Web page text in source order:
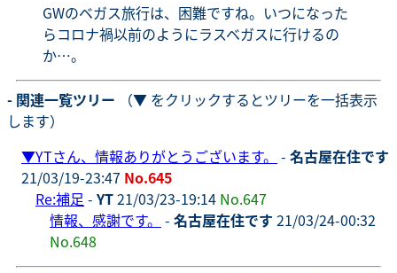
GWのベガス旅行は、困難ですね。いつになった
らコロナ禍以前のようにラスベガスに行けるの
か…。
- 関連一覧ツリー （▼ をクリックするとツリーを一括表示
します）
▼YTさん、情報ありがとうございます。 - 名古屋在住です
21/03/19-23:47 No.645
Re:補足 - YT21/03/23-19:14 No.647
情報、感謝です。 - 名古屋在住です 21/03/24-00:32
No.648